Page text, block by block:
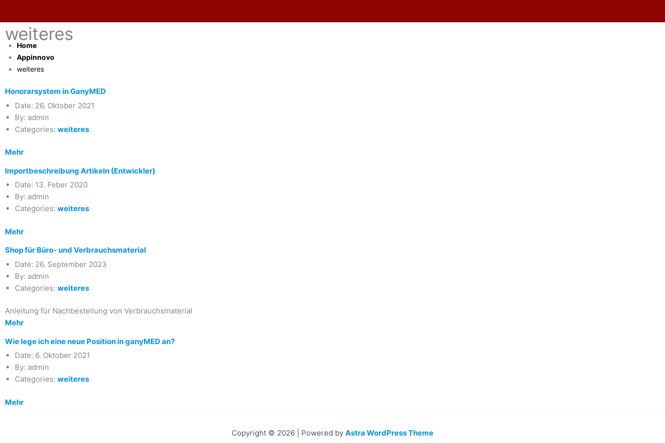
content
weiteres
Home
Appinnovo
weiteres
Honorarsystem in GanyMED
Date: 26. Oktober 2021
By: admin
Categories: weiteres
Mehr
Importbeschreibung Artikeln (Entwickler)
Date: 13. Feber 2020
By: admin
Categories: weiteres
Mehr
Shop für Büro- und Verbrauchsmaterial
Date: 26. September 2023
By: admin
Categories: weiteres
Anleitung für Nachbestellung von Verbrauchsmaterial
Mehr
Wie lege ich eine neue Position in ganyMED an?
Date: 6. Oktober 2021
By: admin
Categories: weiteres
Mehr
Copyright © 2026 | Powered by Astra WordPress Theme